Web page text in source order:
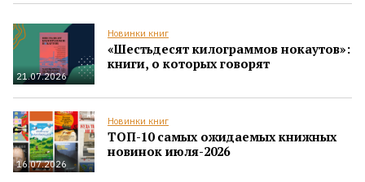
21.07.2026
Новинки книг
«Шестьдесят килограммов нокаутов»:
книги, о которых говорят
16.07.2026
Новинки книг
ТОП-10 самых ожидаемых книжных
новинок июля-2026